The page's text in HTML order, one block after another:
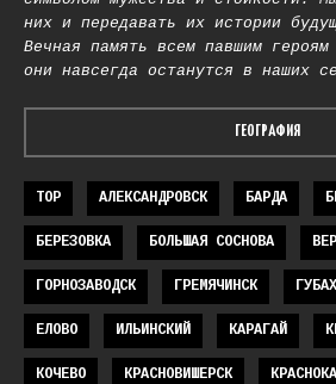
них и передавать их истории
Вечная память всем павшим
они навсегда останутся в наших
ГЕОГРАФИЯ
TOP АЛЕКСАНДРОВСК БАРДА
БЕРЕЗОВКА БОЛЬШАЯ СОСНОВА
ГОРНОЗАВОДСК ГРЕМЯЧИНСК
ЕЛОВО ИЛЬИНСКИЙ КАРАГАЙ
КОЧЕВО КРАСНОВИШЕРСК